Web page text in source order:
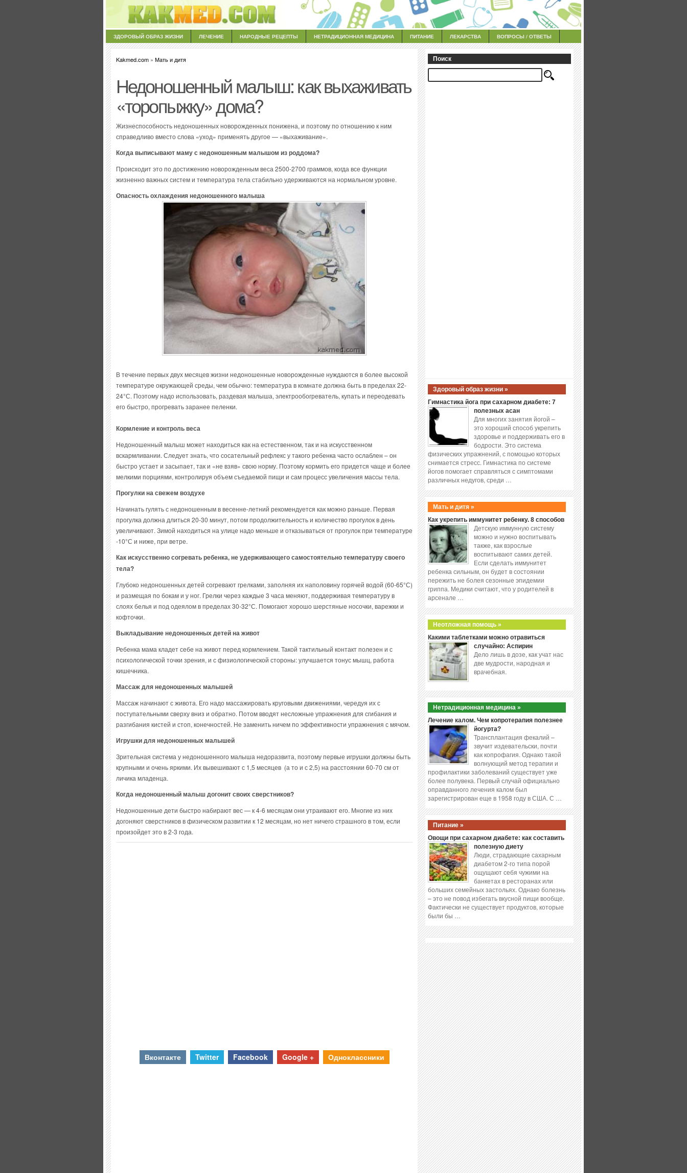
ЗДОРОВЫЙ ОБРАЗ ЖИЗНИ ЛЕЧЕНИЕ НАРОДНЫЕ РЕЦЕПТЫ НЕТРАДИЦИОННАЯ МЕДИЦИНА ПИТАНИЕ ЛЕКАРСТВА ВОПРОСЫ / ОТВЕТЫ
Kakmed.com » Мать и дитя
Недоношенный малыш: как выхаживать
«торопыжку» дома?
Жизнеспособность недоношенных новорожденных понижена, и поэтому по отношению к ним
справедливо вместо слова «уход» применять другое — «выхаживание».
Когда выписывают маму с недоношенным малышом из роддома?
Происходит это по достижению новорожденным веса 2500-2700 граммов, когда все функции
жизненно важных систем и температура тела стабильно удерживаются на нормальном уровне.
Опасность охлаждения недоношенного малыша
В течение первых двух месяцев жизни недоношенные новорожденные нуждаются в более высокой
температуре окружающей среды, чем обычно: температура в комнате должна быть в пределах 22-
24°С. Поэтому надо использовать, раздевая малыша, электрообогреватель, купать и переодевать
его быстро, прогревать заранее пеленки.
Кормление и контроль веса
Недоношенный малыш может находиться как на естественном, так и на искусственном
вскармливании. Следует знать, что сосательный рефлекс у такого ребенка часто ослаблен – он
быстро устает и засыпает, так и «не взяв» свою норму. Поэтому кормить его придется чаще и более
мелкими порциями, контролируя объем съедаемой пищи и сам процесс увеличения массы тела.
Прогулки на свежем воздухе
Начинать гулять с недоношенным в весенне-летний рекомендуется как можно раньше. Первая
прогулка должна длиться 20-30 минут, потом продолжительность и количество прогулок в день
увеличивают. Зимой находиться на улице надо меньше и отказываться от прогулок при температуре
-10°С и ниже, при ветре.
Как искусственно согревать ребенка, не удерживающего самостоятельно температуру своего
тела?
Глубоко недоношенных детей согревают грелками, заполняя их наполовину горячей водой (60-65°С)
и размещая по бокам и у ног. Грелки через каждые 3 часа меняют, поддерживая температуру в
слоях белья и под одеялом в пределах 30-32°С. Помогают хорошо шерстяные носочки, варежки и
кофточки.
Выкладывание недоношенных детей на живот
Ребенка мама кладет себе на живот перед кормлением. Такой тактильный контакт полезен и с
психологической точки зрения, и с физиологической стороны: улучшается тонус мышц, работа
кишечника.
Массаж для недоношенных малышей
Массаж начинают с живота. Его надо массажировать круговыми движениями, чередуя их с
поступательными сверху вниз и обратно. Потом вводят несложные упражнения для сгибания и
разгибания кистей и стоп, конечностей. Не заменить ничем по эффективности упражнения с мячом.
Игрушки для недоношенных малышей
Зрительная система у недоношенного малыша недоразвита, поэтому первые игрушки должны быть
крупными и очень яркими. Их вывешивают с 1,5 месяцев (а то и с 2,5) на расстоянии 60-70 см от
личика младенца.
Когда недоношенный малыш догонит своих сверстников?
Недоношенные дети быстро набирают вес — к 4-6 месяцам они утраивают его. Многие из них
догоняют сверстников в физическом развитии к 12 месяцам, но нет ничего страшного в том, если
произойдет это в 2-3 года.
Вконтакте Twitter Facebook Google + Одноклассники
Поиск
Здоровый образ жизни »
Гимнастика йога при сахарном диабете: 7
полезных асан
Для многих занятия йогой –
это хороший способ укрепить
здоровье и поддерживать его в
бодрости. Это система
физических упражнений, с помощью которых
снимается стресс. Гимнастика по системе
йогов помогает справляться с симптомами
различных недугов, среди …
Мать и дитя »
Как укрепить иммунитет ребенку. 8 способов
Детскую иммунную систему
можно и нужно воспитывать
также, как взрослые
воспитывают самих детей.
Если сделать иммунитет
ребенка сильным, он будет в состоянии
пережить не болея сезонные эпидемии
гриппа. Медики считают, что у родителей в
арсенале …
Неотложная помощь »
Какими таблетками можно отравиться
случайно: Аспирин
Дело лишь в дозе, как учат нас
две мудрости, народная и
врачебная.
Нетрадиционная медицина »
Лечение калом. Чем копротерапия полезнее
йогурта?
Трансплантация фекалий –
звучит издевательски, почти
как копрофагия. Однако такой
волнующий метод терапии и
профилактики заболеваний существует уже
более полувека. Первый случай официально
оправданного лечения калом был
зарегистрирован еще в 1958 году в США. С …
Питание »
Овощи при сахарном диабете: как составить
полезную диету
Люди, страдающие сахарным
диабетом 2-го типа порой
ощущают себя чужими на
банкетах в ресторанах или
больших семейных застольях. Однако болезнь
– это не повод избегать вкусной пищи вообще.
Фактически не существует продуктов, которые
были бы …